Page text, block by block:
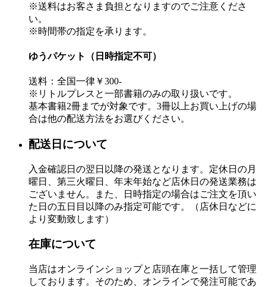
※送料はお客さま負担となりますのでご注意くださ
い。
※時間帯の指定を承ります。
ゆうパケット（日時指定不可）
送料：全国一律￥300-
※リトルプレスと一部書籍のみの取り扱いです。
基本書籍2冊までが対象です。3冊以上お買い上げの場
合は他の配送方法をお選びください。
配送日について
入金確認日の翌日以降の発送となります。定休日の月
曜日、第三火曜日、年末年始など店休日の発送業務は
ございません。また、日時指定の場合はご注文を頂い
た日の五日目以降のみ指定可能です。（店休日などに
より変動致します）
在庫について
当店はオンラインショップと店頭在庫と一括して管理
しております。そのため、オンラインで発注可能であ